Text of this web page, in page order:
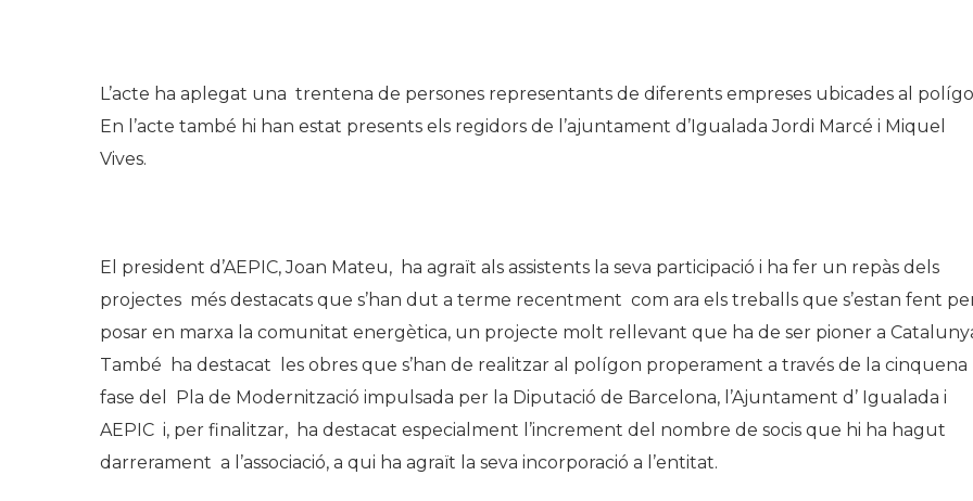
L’acte ha aplegat una trentena de persones representants de diferents empreses ubicades al
En l’acte també hi han estat presents els regidors de l’ajuntament d’Igualada Jordi Marcé i Miquel
Vives.
El president d’AEPIC, Joan Mateu, ha agraït als assistents la seva participació i ha fer un repàs dels
projectes més destacats que s’han dut a terme recentment com ara els treballs que s’estan fent
posar en marxa la comunitat energètica, un projecte molt rellevant que ha de ser pioner a
També ha destacat les obres que s’han de realitzar al polígon properament a través de la cinquena
fase del Pla de Modernització impulsada per la Diputació de Barcelona, l’Ajuntament d’ Igualada i
AEPIC i, per finalitzar, ha destacat especialment l’increment del nombre de socis que hi ha hagut
darrerament a l’associació, a qui ha agraït la seva incorporació a l’entitat.